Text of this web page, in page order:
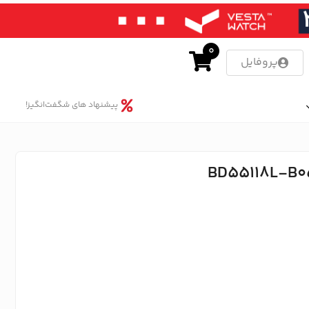
پروفایل
0
پیشنهاد های شگفت‌انگیز!